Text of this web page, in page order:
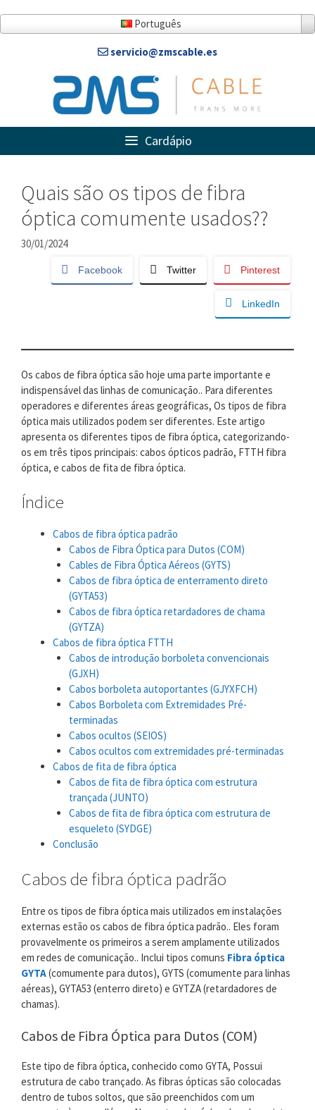
o
Português
servicio@zmscable.es
Cardápio
Quais são os tipos de fibra
óptica comumente usados??
30/01/2024
Facebook Twitter Pinterest
LinkedIn
Os cabos de fibra óptica são hoje uma parte importante e
indispensável das linhas de comunicação.. Para diferentes
operadores e diferentes áreas geográficas, Os tipos de fibra
óptica mais utilizados podem ser diferentes. Este artigo
apresenta os diferentes tipos de fibra óptica, categorizando-
os em três tipos principais: cabos ópticos padrão, FTTH fibra
óptica, e cabos de fita de fibra óptica.
Índice
Cabos de fibra óptica padrão
Cabos de Fibra Óptica para Dutos (COM)
Cables de Fibra Óptica Aéreos (GYTS)
Cabos de fibra óptica de enterramento direto
(GYTA53)
Cabos de fibra óptica retardadores de chama
(GYTZA)
Cabos de fibra óptica FTTH
Cabos de introdução borboleta convencionais
(GJXH)
Cabos borboleta autoportantes (GJYXFCH)
Cabos Borboleta com Extremidades Pré-
terminadas
Cabos ocultos (SEIOS)
Cabos ocultos com extremidades pré-terminadas
Cabos de fita de fibra óptica
Cabos de fita de fibra óptica com estrutura
trançada (JUNTO)
Cabos de fita de fibra óptica com estrutura de
esqueleto (SYDGE)
Conclusão
Cabos de fibra óptica padrão
Entre os tipos de fibra óptica mais utilizados em instalações
externas estão os cabos de fibra óptica padrão.. Eles foram
provavelmente os primeiros a serem amplamente utilizados
em redes de comunicação.. Inclui tipos comuns Fibra óptica
GYTA(comumente para dutos), GYTS (comumente para linhas
aéreas), GYTA53 (enterro direto) e GYTZA (retardadores de
chamas).
Cabos de Fibra Óptica para Dutos (COM)
Este tipo de fibra óptica, conhecido como GYTA, Possui
estrutura de cabo trançado. As fibras ópticas são colocadas
dentro de tubos soltos, que são preenchidos com um